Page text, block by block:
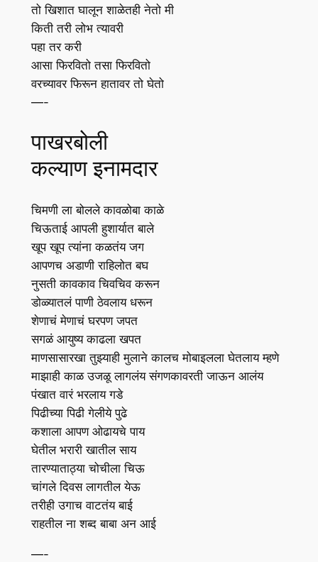
तो खिशात घालून शाळेतही नेतो मी
किती तरी लोभ त्यावरी
पहा तर करी
आसा फिरवितो तसा फिरवितो
वरच्यावर फिरून हातावर तो घेतो
—-
पाखरबोली
कल्याण इनामदार
चिमणी ला बोलले कावळोबा काळे
चिऊताई आपली हुशार्यात बाले
खूप खूप त्यांना कळतंय जग
आपणच अडाणी राहिलोत बघ
नुसती कावकाव चिवचिव करून
डोळ्यातलं पाणी ठेवलाय धरून
शेणाचं मेणाचं घरपण जपत
सगळं आयुष्य काढला खपत
माणसासारखा तुझ्याही मुलाने कालच मोबाइलला घेतलाय म्हणे
माझाही काळ उजळू लागलंय संगणकावरती जाऊन आलंय
पंखात वारं भरलाय गडे
पिढीच्या पिढी गेलीये पुढे
कशाला आपण ओढायचे पाय
घेतील भरारी खातील साय
तारण्याताठ्या चोचीला चिऊ
चांगले दिवस लागतील येऊ
तरीही उगाच वाटतंय बाई
राहतील ना शब्द बाबा अन आई
—-